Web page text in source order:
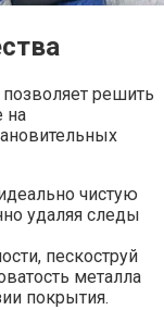
решить
на
чистую
удаляя следы
пескоструй
металла
покрытия.